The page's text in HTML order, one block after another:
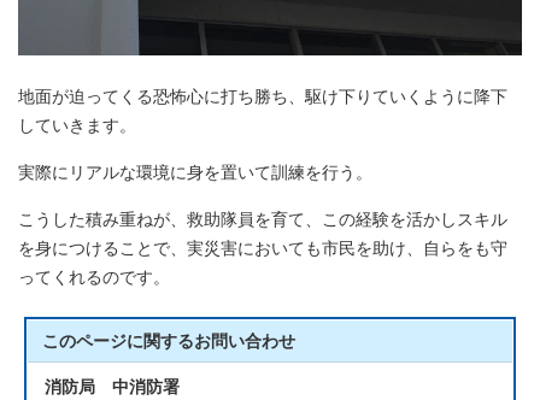
地面が迫ってくる恐怖心に打ち勝ち、駆け下りていくように降下
していきます。
実際にリアルな環境に身を置いて訓練を行う。
こうした積み重ねが、救助隊員を育て、この経験を活かしスキル
を身につけることで、実災害においても市民を助け、自らをも守
ってくれるのです。
このページに関するお問い合わせ
消防局 中消防署